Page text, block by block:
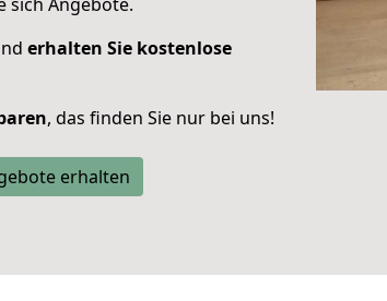
erhalten Sie kostenlose
, das finden Sie nur bei uns!
erhalten